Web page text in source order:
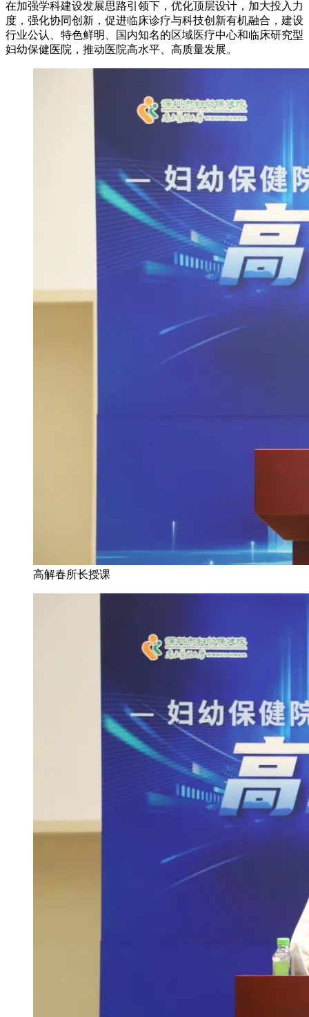
在加强学科建设发展思路引领下，优化顶层设计，加大投入力
度，强化协同创新，促进临床诊疗与科技创新有机融合，建设
行业公认、特色鲜明、国内知名的区域医疗中心和临床研究型
妇幼保健医院，推动医院高水平、高质量发展。
高解春所长授课